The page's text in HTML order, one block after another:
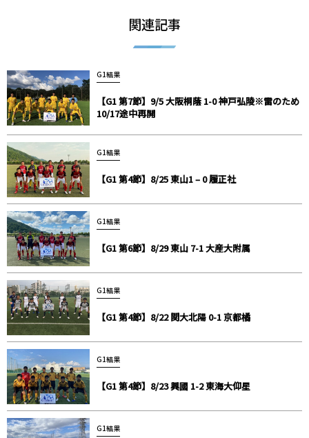
関連記事
G1結果
【G1 第7節】9/5 大阪桐蔭 1-0 神戸弘陵※雷のため
10/17途中再開
G1結果
【G1 第4節】8/25 東山1 – 0 履正社
G1結果
【G1 第6節】8/29 東山 7-1 大産大附属
G1結果
【G1 第4節】8/22 関大北陽 0-1 京都橘
G1結果
【G1 第4節】8/23 興國 1-2 東海大仰星
G1結果